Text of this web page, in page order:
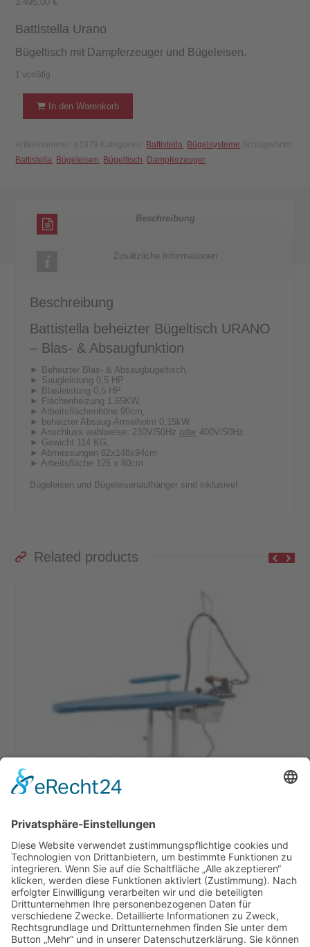
Battistella Urano
Bügeltisch mit Dampferzeuger und Bügeleisen.
1 vorrätig
Battistella
URANO
-
In den Warenkorb
Artikelnummer: p1879 Kategorien: Battistella Bügelsysteme Schlagwörter:
Battistella Bügeleisen Bügeltisch Dampferzeuger
Beschreibung
Zusätzliche Informationen
Beschreibung
Battistella beheizter Bügeltisch URANO
– Blas- & Absaugfunktion
► Beheizter Blas- & Absaugbügeltisch,
► Saugleistung 0,5 HP
► Blasleistung 0,5 HP
► Flächenheizung 1,65KW,
► Arbeitsflächenhöhe 90cm,
► beheizter Absaug-Ärmelholm 0,15kW.
► Anschluss wahlweise: 230V/50Hz oder 400V/50Hz
► Gewicht 114 KG,
► Abmessungen 82x148x94cm
► Arbeitsfläche 125 x 80cm
Bügeleisen und Bügeleisenaufhänger sind inklusive!
Related products
Battistella Ker/2 Dampfbügelstystem
1.195,00€
In den Warenkorb